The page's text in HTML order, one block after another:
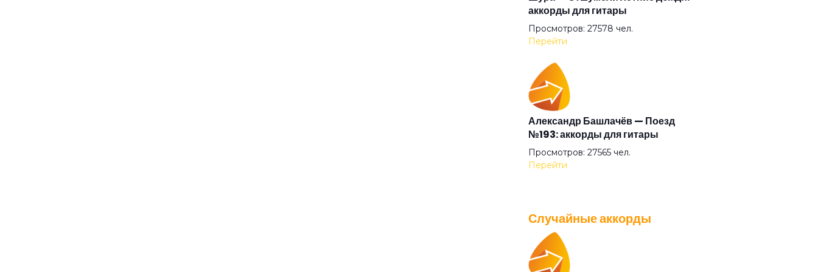
Когда приходит рассвет
Колечко
Колобок
Кому зима
Лунная дорожка
аккорды для гитары
Просмотров: 27578 чел.
Перейти
Александр Башлачёв — Поезд
№193: аккорды для гитары
Просмотров: 27565 чел.
Перейти
IOWA — Плохо танцевать: аккорды
для гитары
Случайные аккорды